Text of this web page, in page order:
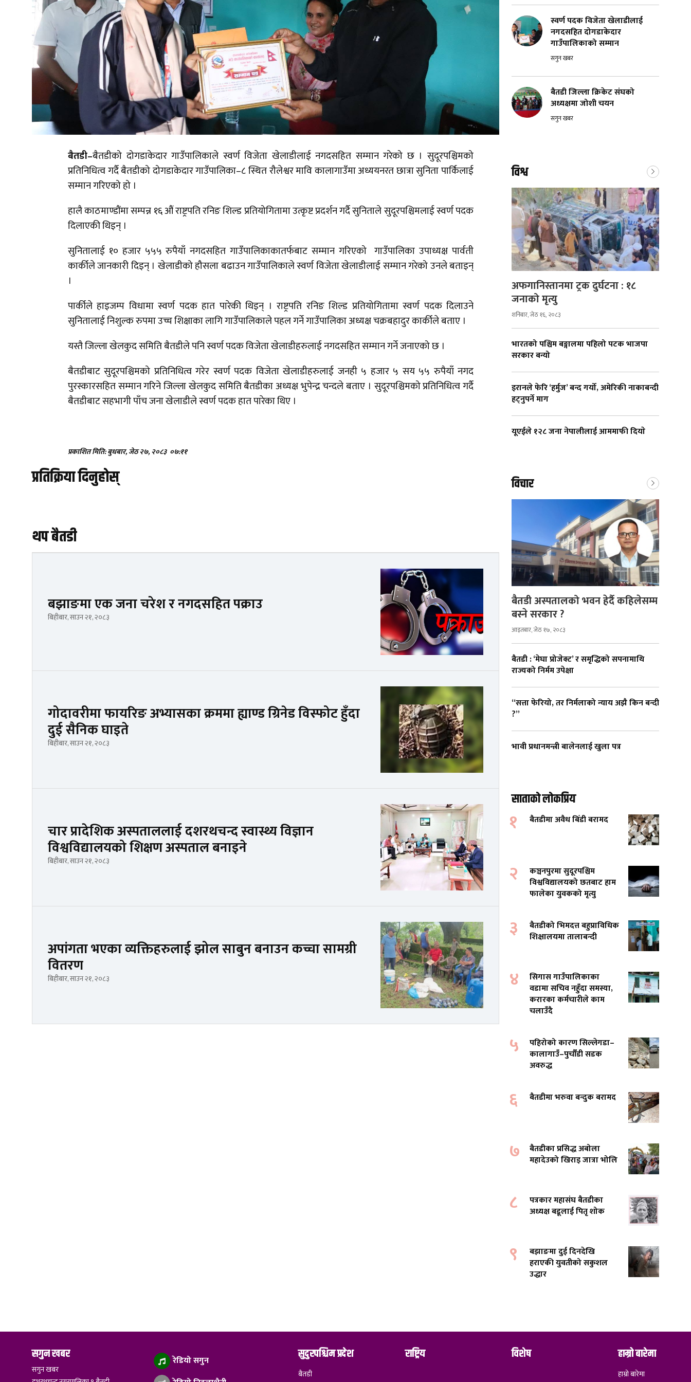
बैतडी–बैतडीको दोगडाकेदार गाउँपालिकाले स्वर्ण विजेता खेलाडीलाई नगदसहित सम्मान गरेको छ । सुदूरपश्चिमको
प्रतिनिधित्व गर्दै बैतडीको दोगडाकेदार गाउँपालिका–८ स्थित रौलेश्वर मावि कालागाउँमा अध्ययनरत छात्रा सुनिता पार्किलाई
सम्मान गरिएको हो ।
हालै काठमाण्डौंमा सम्पन्न १६ औं राष्ट्रपति रनिङ शिल्ड प्रतियोगितामा उत्कृष्ट प्रदर्शन गर्दै सुनिताले सुदूरपश्चिमलाई स्वर्ण पदक
दिलाएकी थिइन् ।
सुनितालाई १० हजार ५५५ रुपैयाँ नगदसहित गाउँपालिकाकातर्फबाट सम्मान गरिएको गाउँपालिका उपाध्यक्ष पार्वती
कार्कीले जानकारी दिइन् । खेलाडीको हौसला बढाउन गाउँपालिकाले स्वर्ण विजेता खेलाडीलाई सम्मान गरेको उनले बताइन्
।
पार्कीले हाइजम्प विधामा स्वर्ण पदक हात पारेकी थिइन् । राष्ट्रपति रनिङ शिल्ड प्रतियोगितामा स्वर्ण पदक दिलाउने
सुनितालाई निशुल्क रुपमा उच्च शिक्षाका लागि गाउँपालिकाले पहल गर्ने गाउँपालिका अध्यक्ष चक्रबहादुर कार्कीले बताए ।
यस्तै जिल्ला खेलकुद समिति बैतडीले पनि स्वर्ण पदक विजेता खेलाडीहरुलाई नगदसहित सम्मान गर्ने जनाएको छ ।
बैतडीबाट सुदूरपश्चिमको प्रतिनिधित्व गरेर स्वर्ण पदक विजेता खेलाडीहरुलाई जनही ५ हजार ५ सय ५५ रुपैयाँ नगद
पुरस्कारसहित सम्मान गरिने जिल्ला खेलकुद समिति बैतडीका अध्यक्ष भुपेन्द्र चन्दले बताए । सुदूरपश्चिमको प्रतिनिधित्व गर्दै
बैतडीबाट सहभागी पाँच जना खेलाडीले स्वर्ण पदक हात पारेका थिए ।
प्रकाशित मिति: बुधबार, जेठ २७, २०८३ ०७:११
प्रतिक्रिया दिनुहोस्
थप बैतडी
बझाङमा एक जना चरेश र नगदसहित पक्राउ
बिहीबार, साउन २१, २०८३
गोदावरीमा फायरिङ अभ्यासका क्रममा ह्याण्ड ग्रिनेड विस्फोट हुँदा
दुई सैनिक घाइते
बिहीबार, साउन २१, २०८३
चार प्रादेशिक अस्पताललाई दशरथचन्द स्वास्थ्य विज्ञान
विश्वविद्यालयको शिक्षण अस्पताल बनाइने
बिहीबार, साउन २१, २०८३
अपांगता भएका व्यक्तिहरुलाई झोल साबुन बनाउन कच्चा सामग्री
वितरण
बिहीबार, साउन २१, २०८३
स्वर्ण पदक विजेता खेलाडीलाई
नगदसहित दोगडाकेदार
गाउँपालिकाको सम्मान
सगुन खबर
बैतडी जिल्ला क्रिकेट संघको
अध्यक्षमा जोशी चयन
सगुन खबर
विश्व
अफगानिस्तानमा ट्रक दुर्घटना : १८
जनाको मृत्यु
शनिबार, जेठ १६, २०८३
भारतको पश्चिम बङ्गालमा पहिलो पटक भाजपा
सरकार बन्यो
इरानले फेरि ‘हर्मुज’ बन्द गर्यो, अमेरिकी नाकाबन्दी
हट्नुपर्ने माग
यूएईले १२८ जना नेपालीलाई आममाफी दियाे
विचार
बैतडी अस्पतालको भवन हेर्दै कहिलेसम्म
बस्ने सरकार ?
आइतबार, जेठ १७, २०८३
बैतडी : ‘मेघा प्रोजेक्ट’ र समृद्धिको सपनामाथि
राज्यको निर्मम उपेक्षा
“सत्ता फेरियो, तर निर्मलाको न्याय अझै किन बन्दी
?”
भावी प्रधानमन्त्री बालेनलाई खुला पत्र
साताको लोकप्रिय
१ बैतडीमा अवैध बिँडी बरामद
२
कञ्चनपुरमा सुदूरपश्चिम
विश्वविद्यालयको छतबाट हाम
फालेका युवकको मृत्यु
३
बैतडीको भिमदत्त बहुप्राविधिक
शिक्षालयमा तालाबन्दी
४
सिगास गाउँपालिकाका
वडामा सचिव नहुँदा समस्या,
करारका कर्मचारीले काम
चलाउँदै
५
पहिरोको कारण सिल्लेगडा–
कालागाउँ–पुर्चौंडी सडक
अवरुद्ध
६ बैतडीमा भरुवा बन्दुक बरामद
७
बैतडीका प्रसिद्ध अबोला
महादेउको खिराइ जात्रा भोलि
८
पत्रकार महासंघ बैतडीका
अध्यक्ष बडूलाई पितृ शोक
९
बझाङमा दुई दिनदेखि
हराएकी युवतीको सकुशल
उद्धार
सगुन खबर
सगुन खबर
रेडियो सगुन
सुदुरपश्चिम प्रदेश
बैतडी
राष्ट्रिय विशेष हाम्रो बारेमा
हाम्रो बारेमा